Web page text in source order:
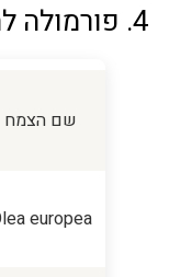
4. פורמולה להורדת רמת גלוקוז בדם
שם הצמח
europea